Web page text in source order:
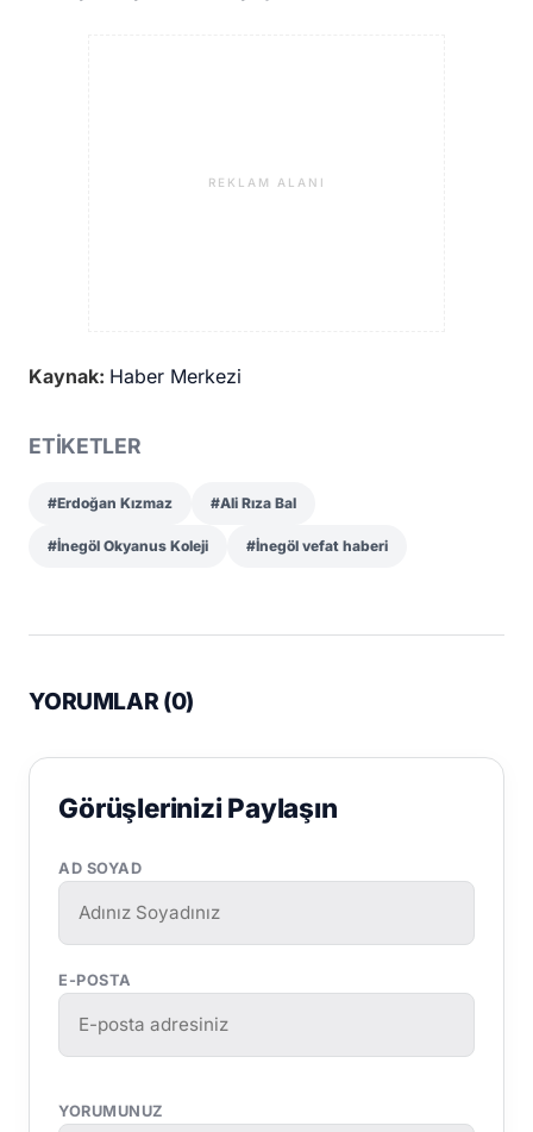
REKLAM ALANI
Kaynak: Haber Merkezi
ETİKETLER
#Erdoğan Kızmaz #Ali Rıza Bal
#İnegöl Okyanus Koleji #İnegöl vefat haberi
YORUMLAR (0)
Görüşlerinizi Paylaşın
AD SOYAD
E-POSTA
YORUMUNUZ